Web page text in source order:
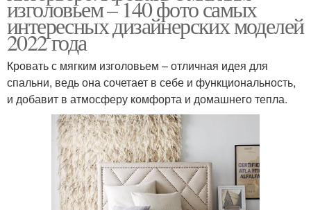
изголовьем – 140 фото самых
интересных дизайнерских моделей
2022 года
Кровать с мягким изголовьем – отличная идея для
спальни, ведь она сочетает в себе и функциональность,
и добавит в атмосферу комфорта и домашнего тепла.